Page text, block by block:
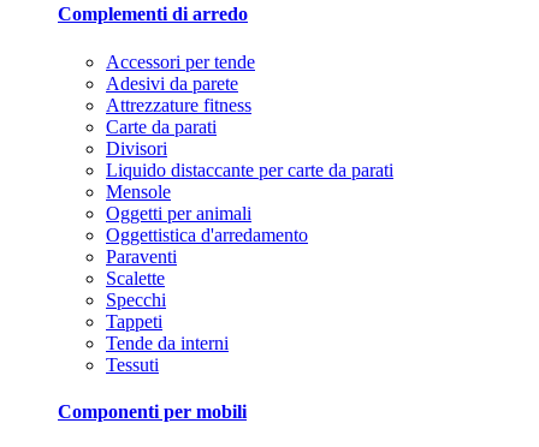
Complementi di arredo
Accessori per tende
Adesivi da parete
Attrezzature fitness
Carte da parati
Divisori
Liquido distaccante per carte da parati
Mensole
Oggetti per animali
Oggettistica d'arredamento
Paraventi
Scalette
Specchi
Tappeti
Tende da interni
Tessuti
Componenti per mobili